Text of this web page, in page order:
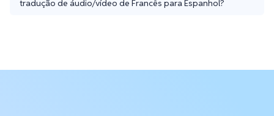
tradução de áudio/vídeo de Francês para Espanhol?